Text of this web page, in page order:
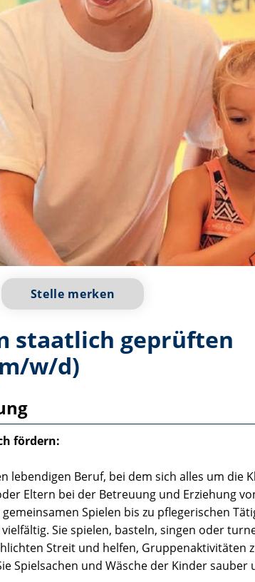
Stelle merken
staatlich geprüften
w/d)
fördern:
lebendigen Beruf, bei dem sich alles um die
Eltern bei der Betreuung und Erziehung
Spielen bis zu pflegerischen
Sie spielen, basteln, singen oder
Streit und helfen, Gruppenaktivitäten
Spielsachen und Wäsche der Kinder sauber